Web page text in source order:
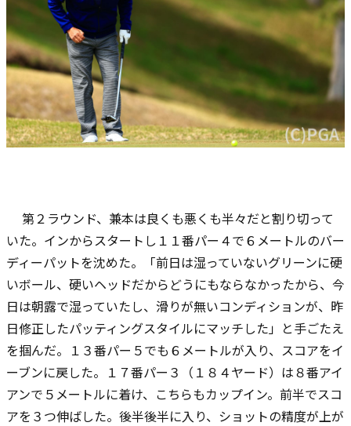
第２ラウンド、兼本は良くも悪くも半々だと割り切って
いた。インからスタートし１１番パー４で６メートルのバー
ディーパットを沈めた。「前日は湿っていないグリーンに硬
いボール、硬いヘッドだからどうにもならなかったから、今
日は朝露で湿っていたし、滑りが無いコンディションが、昨
日修正したパッティングスタイルにマッチした」と手ごたえ
を掴んだ。１３番パー５でも６メートルが入り、スコアをイ
ーブンに戻した。１７番パー３（１８４ヤード）は８番アイ
アンで５メートルに着け、こちらもカップイン。前半でスコ
アを３つ伸ばした。後半後半に入り、ショットの精度が上が